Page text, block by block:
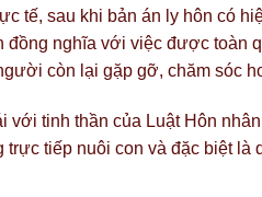
tế, sau khi bản án ly hôn có
nghĩa với việc được toàn
còn lại gặp gỡ, chăm sóc
với tinh thần của Luật Hôn
tiếp nuôi con và đặc biệt